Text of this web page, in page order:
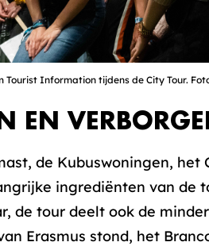
Information tijdens de City Tour.
EN
de Kubuswoningen,
ingrediënten van de
de tour deelt ook de
Erasmus stond, het